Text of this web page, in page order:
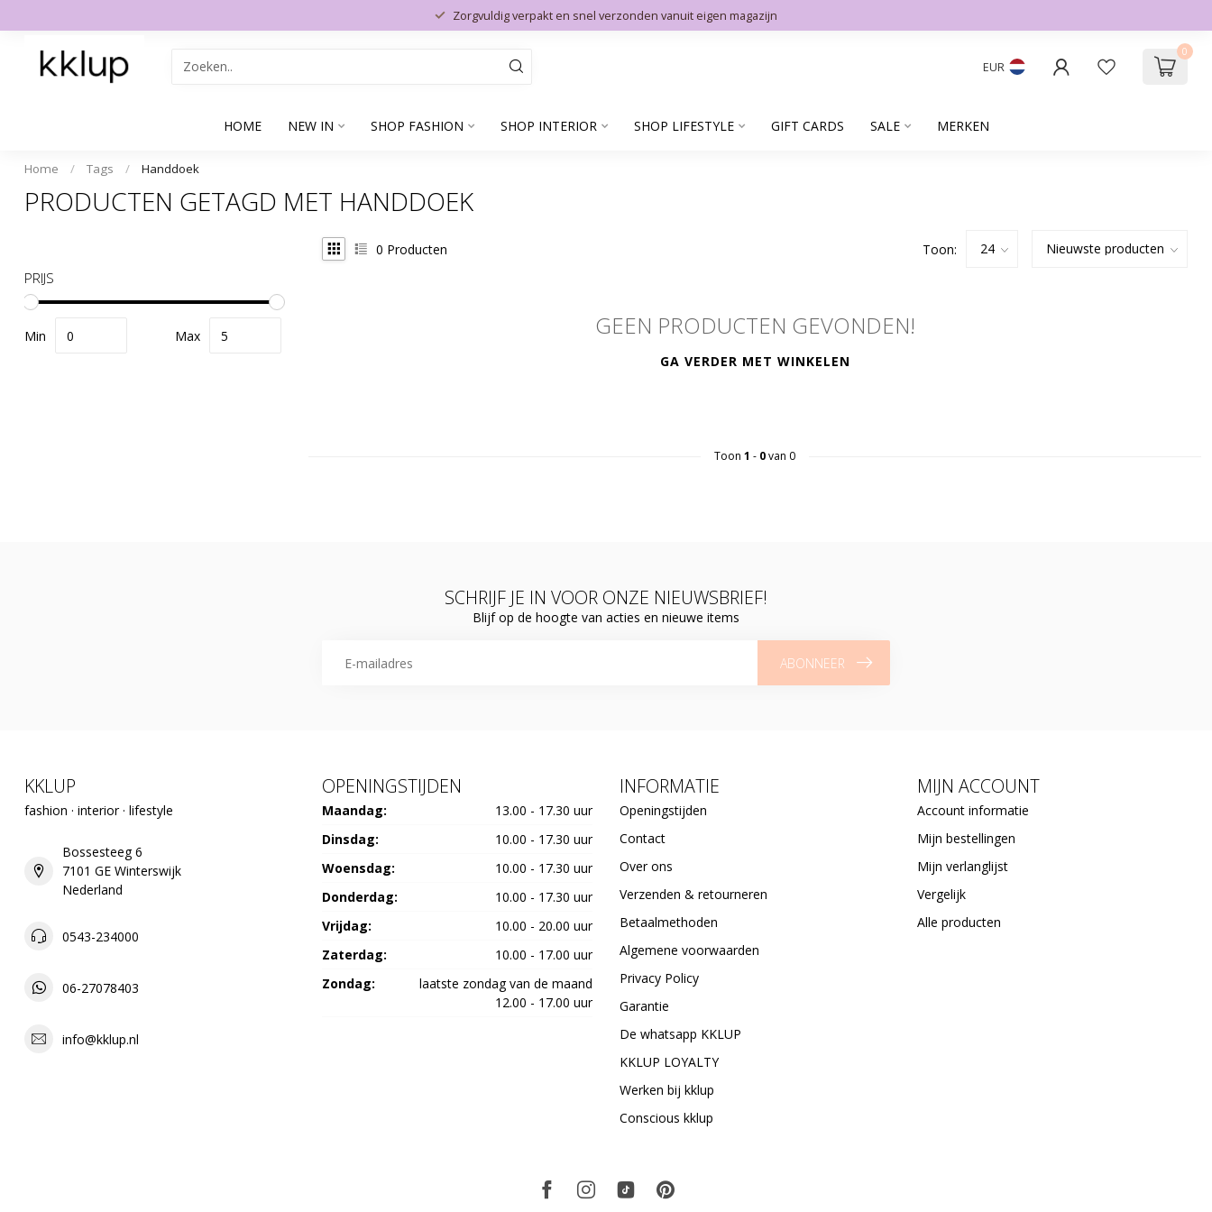
Zorgvuldig verpakt en snel verzonden vanuit eigen magazijn
EUR
0
HOME NEW IN SHOP FASHION SHOP INTERIOR SHOP LIFESTYLE GIFT CARDS SALE MERKEN
Home / Tags / Handdoek
PRODUCTEN GETAGD MET HANDDOEK
PRIJS
Min Max
0 Producten Toon:
GEEN PRODUCTEN GEVONDEN!
GA VERDER MET WINKELEN
Toon 1 - 0van 0
SCHRIJF JE IN VOOR ONZE NIEUWSBRIEF!
Blijf op de hoogte van acties en nieuwe items
ABONNEER
KKLUP
fashion · interior · lifestyle
Bossesteeg 6
7101 GE Winterswijk
Nederland
0543-234000
06-27078403
info@kklup.nl
OPENINGSTIJDEN
Maandag:
13.00 - 17.30 uur
Dinsdag:
10.00 - 17.30 uur
Woensdag:
10.00 - 17.30 uur
Donderdag:
10.00 - 17.30 uur
Vrijdag:
10.00 - 20.00 uur
Zaterdag:
10.00 - 17.00 uur
Zondag:
laatste zondag van de maand
12.00 - 17.00 uur
INFORMATIE
Openingstijden
Contact
Over ons
Verzenden & retourneren
Betaalmethoden
Algemene voorwaarden
Privacy Policy
Garantie
De whatsapp KKLUP
KKLUP LOYALTY
Werken bij kklup
Conscious kklup
MIJN ACCOUNT
Account informatie
Mijn bestellingen
Mijn verlanglijst
Vergelijk
Alle producten